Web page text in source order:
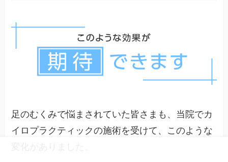
確認しましょう。血管の問題が疑われる場合は血
管外科、根本的な改善を求める場合はカイロプラ
クティックも選択肢です。
足のむくみで悩まされていた皆さまも、当院でカ
イロプラクティックの施術を受けて、このような